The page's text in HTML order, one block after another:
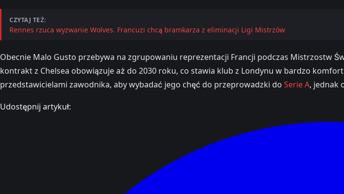
CZYTAJ TEŻ:
Rennes rzuca wyzwanie Wolves. Francuzi chcą bramkarza z eliminacji Ligi Mistrzów
Obecnie Malo Gusto przebywa na zgrupowaniu reprezentacji Francji podczas Mistrzostw
kontrakt z Chelsea obowiązuje aż do 2030 roku, co stawia klub z Londynu w bardzo
przedstawicielami zawodnika, aby wybadać jego chęć do przeprowadzki do Serie A, jednak
Udostępnij artykuł: